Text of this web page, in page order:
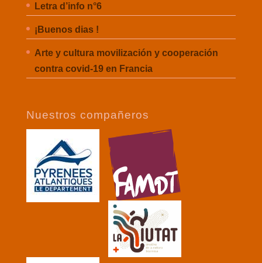
Letra d’info n°6
¡Buenos dias !
Arte y cultura movilización y cooperación
contra covid-19 en Francia
Nuestros compañeros